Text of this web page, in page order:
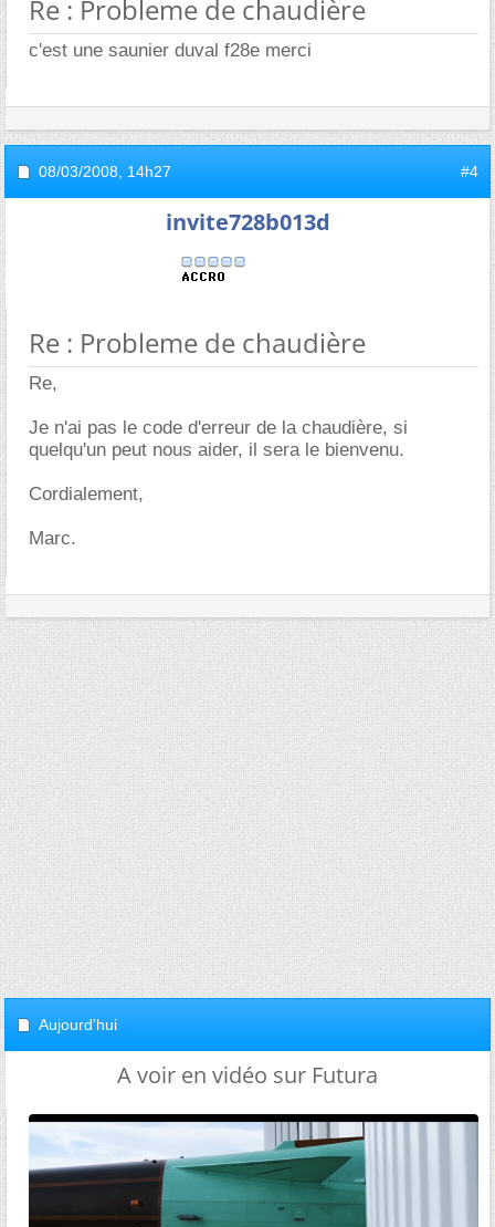
Re : Probleme de chaudière
c'est une saunier duval f28e merci
08/03/2008, 14h27 #4
invite728b013d
Re : Probleme de chaudière
Re,
Je n'ai pas le code d'erreur de la chaudière, si
quelqu'un peut nous aider, il sera le bienvenu.
Cordialement,
Marc.
Aujourd'hui
A voir en vidéo sur Futura